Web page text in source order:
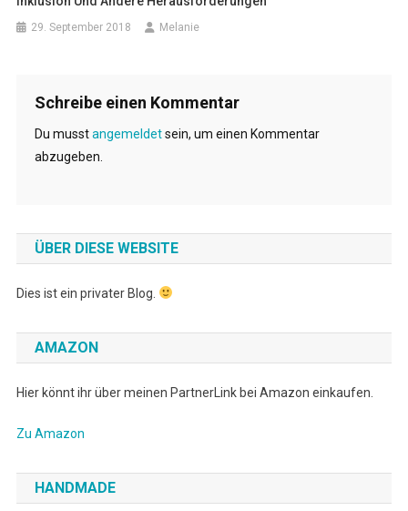
29. September 2018 Melanie
Schreibe einen Kommentar
Du musstangemeldetsein, um einen Kommentar
abzugeben.
ÜBER DIESE WEBSITE
Dies ist ein privater Blog.
AMAZON
Hier könnt ihr über meinen PartnerLink bei Amazon einkaufen.
Zu Amazon
HANDMADE